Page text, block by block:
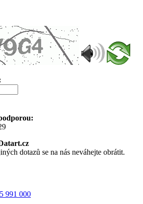
dotazů se na nás neváhejte obrátit.
991 000